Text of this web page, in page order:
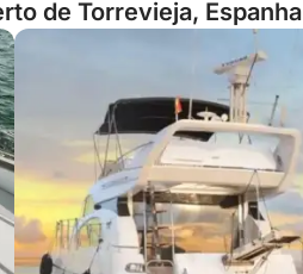
de Torrevieja, Espanha